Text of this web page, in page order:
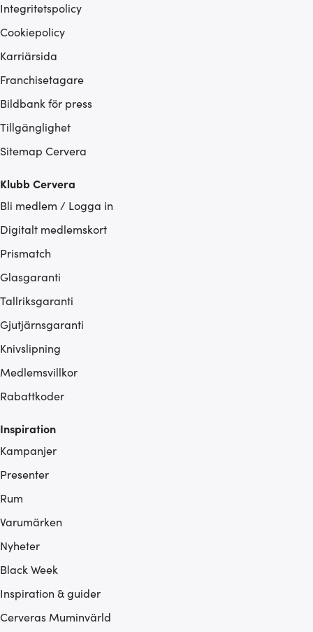
Integritetspolicy
Cookiepolicy
Karriärsida
Franchisetagare
Bildbank för press
Tillgänglighet
Sitemap Cervera
Klubb Cervera
Bli medlem / Logga in
Digitalt medlemskort
Prismatch
Glasgaranti
Tallriksgaranti
Gjutjärnsgaranti
Knivslipning
Medlemsvillkor
Rabattkoder
Inspiration
Kampanjer
Presenter
Rum
Varumärken
Nyheter
Black Week
Inspiration & guider
Cerveras Muminvärld